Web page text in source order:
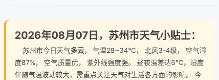
2026年08月07日，苏州市天气小贴士：
苏州市今日天气多云， 气温28~34℃， 北风3-4级， 空气湿
度87%， 空气质量优， 紫外线强度强。 昼夜温差达6℃，湿度
伴随气温波动较大，需重点关注天气对生活各方面的影响。 今